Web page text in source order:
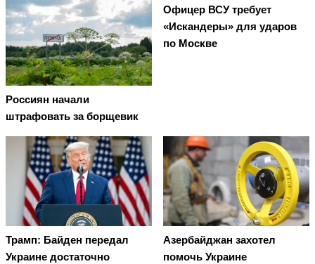
Россиян начали
штрафовать за борщевик
Офицер ВСУ требует
«Искандеры» для ударов
по Москве
Трамп: Байден передал
Украине достаточно
Азербайджан захотел
помочь Украине